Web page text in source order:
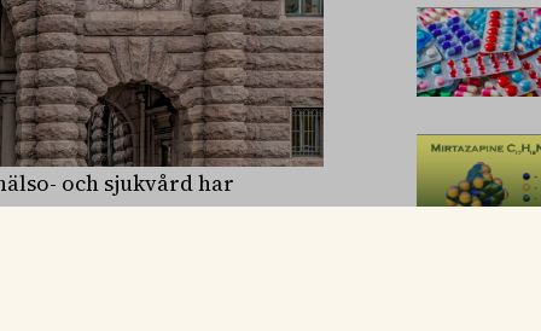
och sjukvård har
utmaningar. Enligt
10 juni 2021 gäller det
åtagande att säkerställa en
djursjukdomar och